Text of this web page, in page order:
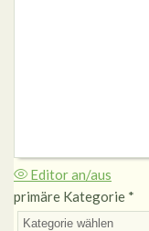
Editor an/aus
primäre Kategorie *